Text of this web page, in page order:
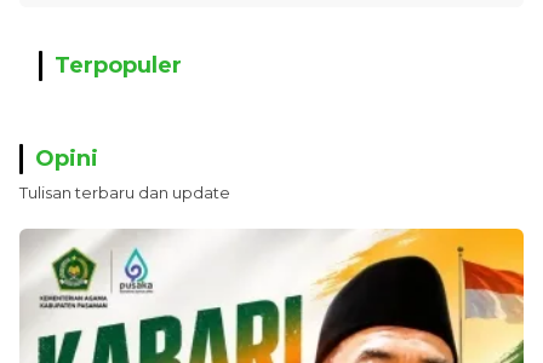
Terpopuler
Opini
Tulisan terbaru dan update